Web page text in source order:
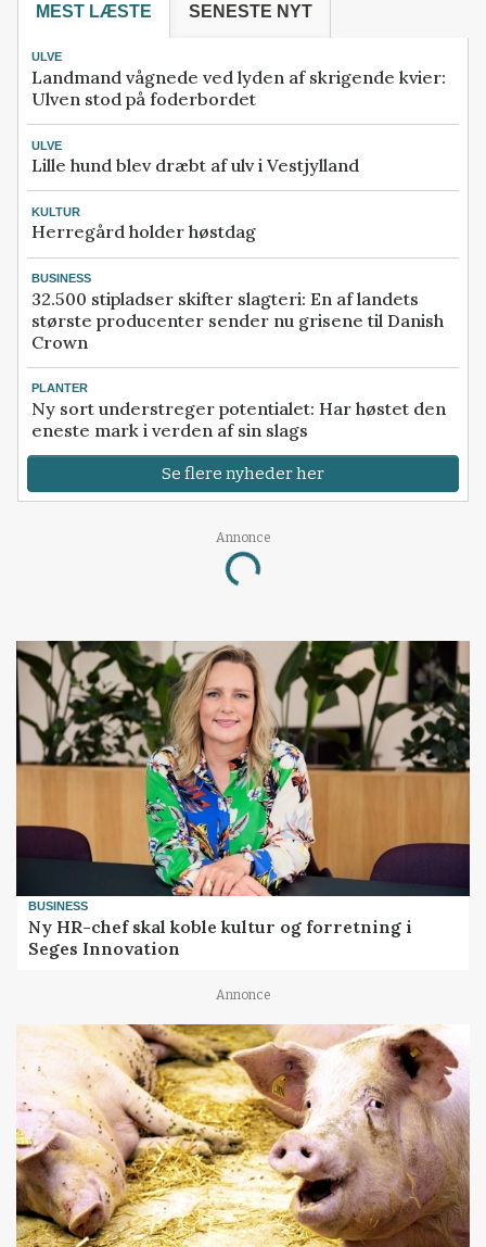
MEST LÆSTE SENESTE NYT
ULVE
Landmand vågnede ved lyden af skrigende kvier:
Ulven stod på foderbordet
ULVE
Lille hund blev dræbt af ulv i Vestjylland
KULTUR
Herregård holder høstdag
BUSINESS
32.500 stipladser skifter slagteri: En af landets
største producenter sender nu grisene til Danish
Crown
PLANTER
Ny sort understreger potentialet: Har høstet den
eneste mark i verden af sin slags
Se flere nyheder her
Annonce
Loading...
BUSINESS
Ny HR-chef skal koble kultur og forretning i
Seges Innovation
Annonce